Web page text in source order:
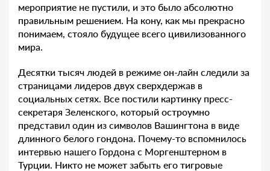
мероприятие не пустили, и это было абсолютно
правильным решением. На кону, как мы прекрасно
понимаем, стояло будущее всего цивилизованного
мира.
Десятки тысяч людей в режиме он-лайн следили за
страницами лидеров двух сверхдержав в
социальных сетях. Все постили картинку пресс-
секретаря Зеленского, который остроумно
представил один из символов Вашингтона в виде
длинного белого гондона. Почему-то вспомнилось
интервью нашего Гордона с Моргенштерном в
Турции. Никто не может забыть его тигровые